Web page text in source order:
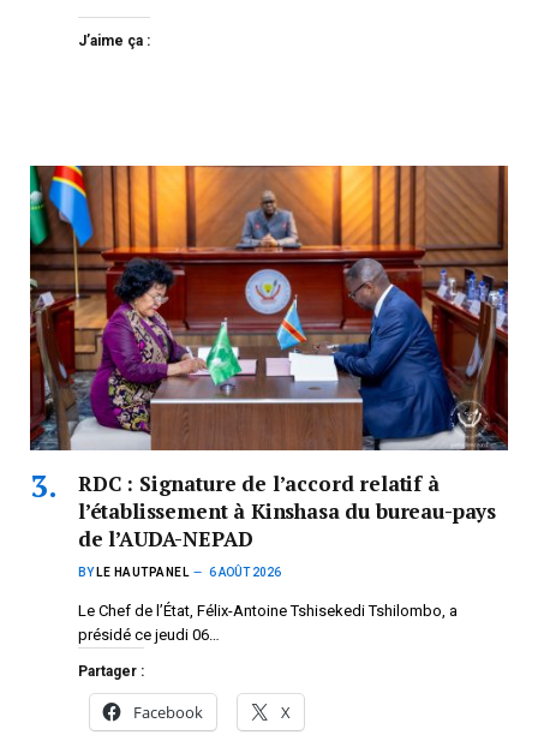
J’aime ça :
RDC : Signature de l’accord relatif à
l’établissement à Kinshasa du bureau-pays
de l’AUDA-NEPAD
BY LE HAUTPANEL 6 AOÛT 2026
Le Chef de l’État, Félix-Antoine Tshisekedi Tshilombo, a
présidé ce jeudi 06…
Partager :
Facebook X